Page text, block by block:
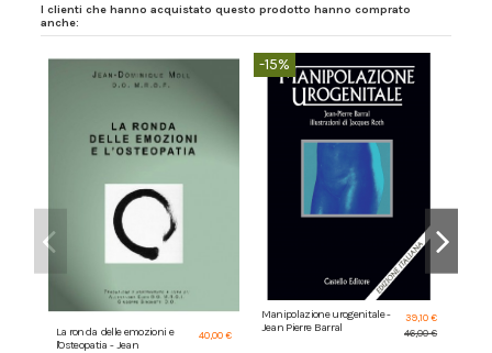
I clienti che hanno acquistato questo prodotto hanno comprato
anche:
La ronda delle emozioni e
l'Osteopatia - Jean
40,00 €
-15%
Manipolazione urogenitale -
Jean Pierre Barral
39,10 €
46,00 €